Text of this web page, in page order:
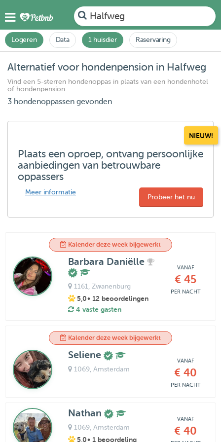
Halfweg
Logeren Data 1 huisdier Raservaring
Alternatief voor hondenpension in Halfweg
Vind een 5-sterren hondenoppas in plaats van een hondenhotel
of hondenpension
3 hondenoppassen gevonden
NIEUW!
Plaats een oproep, ontvang persoonlijke
aanbiedingen van betrouwbare
oppassers
Meer informatie
Probeer het nu
Kalender deze week bijgewerkt
Barbara Daniëlle
1161, Zwanenburg
5,0• 12 beoordelingen
4 vaste gasten
VANAF
€ 45
PER NACHT
Kalender deze week bijgewerkt
Seliene
1069, Amsterdam
VANAF
€ 40
PER NACHT
Nathan
1069, Amsterdam
5,0• 1 beoordeling
VANAF
€ 40